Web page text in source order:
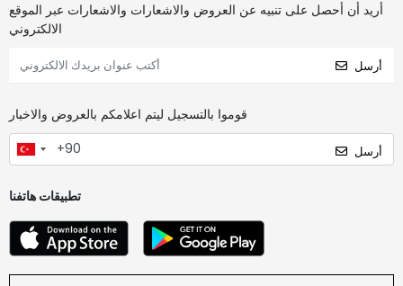
أريد أن أحصل على تنبيه عن العروض والاشعارات والاشعارات عبر الموقع
الالكتروني
أرسل
قوموا بالتسجيل ليتم اعلامكم بالعروض والاخبار
أرسل
تطبيقات هاتفنا